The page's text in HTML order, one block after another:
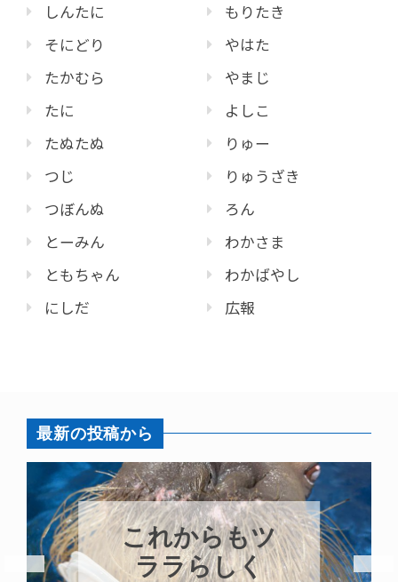
しんたに
そにどり
たかむら
たに
たぬたぬ
つじ
つぼんぬ
とーみん
ともちゃん
にしだ
もりたき
やはた
やまじ
よしこ
りゅー
りゅうざき
ろん
わかさま
わかばやし
広報
最新の投稿から
ハロー’s
Birthday!!!